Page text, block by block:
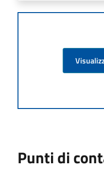
Punti di